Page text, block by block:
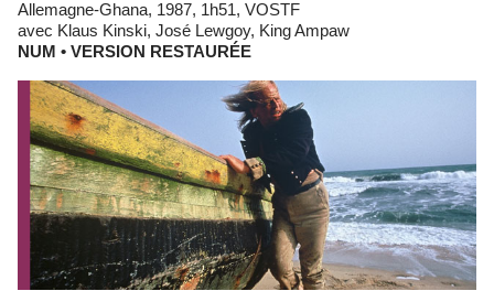
Allemagne-Ghana, 1987, 1h51, VOSTF
avec Klaus Kinski, José Lewgoy, King Ampaw
NUM • VERSION RESTAURÉE